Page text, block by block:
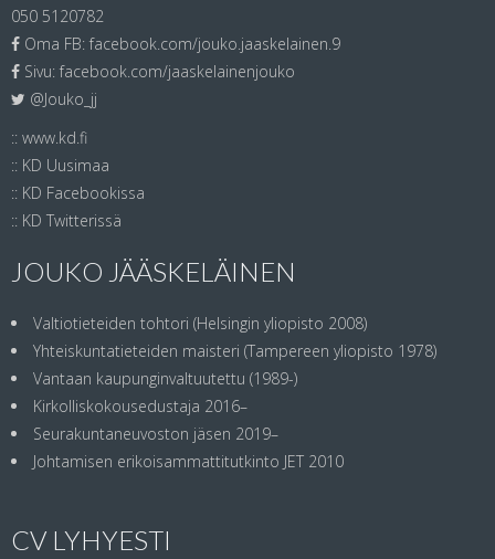
050 5120782
Oma FB: facebook.com/jouko.jaaskelainen.9
Sivu: facebook.com/jaaskelainenjouko
@Jouko_jj
:: www.kd.fi
:: KD Uusimaa
:: KD Facebookissa
:: KD Twitterissä
JOUKO JÄÄSKELÄINEN
Valtiotieteiden tohtori (Helsingin yliopisto 2008)
Yhteiskuntatieteiden maisteri (Tampereen yliopisto 1978)
Vantaan kaupunginvaltuutettu (1989-)
Kirkolliskokousedustaja 2016–
Seurakuntaneuvoston jäsen 2019–
Johtamisen erikoisammattitutkinto JET 2010
CV LYHYESTI